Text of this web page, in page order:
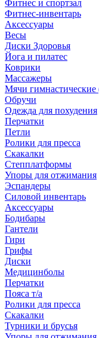
Фитнес и спортзал
Фитнес-инвентарь
Аксессуары
Весы
Диски Здоровья
Йога и пилатес
Коврики
Массажеры
Мячи
Обручи
Одежда для похудения
Перчатки
Петли
Ролики для пресса
Скакалки
Степплатформы
Упоры для отжимания
Эспандеры
Силовой инвентарь
Аксессуары
Бодибары
Гантели
Гири
Грифы
Диски
Медицинболы
Перчатки
Пояса т/а
Ролики для пресса
Скакалки
Турники и брусья